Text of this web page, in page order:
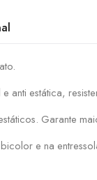
anti estática,
Garante
e na